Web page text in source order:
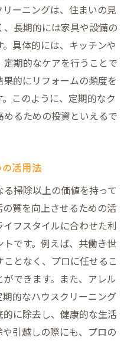
ーニングは、住まいの見
長期的には家具や設備の
具体的には、キッチンや
期的なケアを行うことで
的にリフォームの頻度を
このように、定期的なク
るための投資といえるで
活用法
掃除以上の価値を持って
質を向上させるための活
フスタイルに合わせた利
です。例えば、共働き世
となく、プロに任せるこ
できます。また、アレル
的なハウスクリーニング
に除去し、健康的な生活
引越しの際にも、プロの